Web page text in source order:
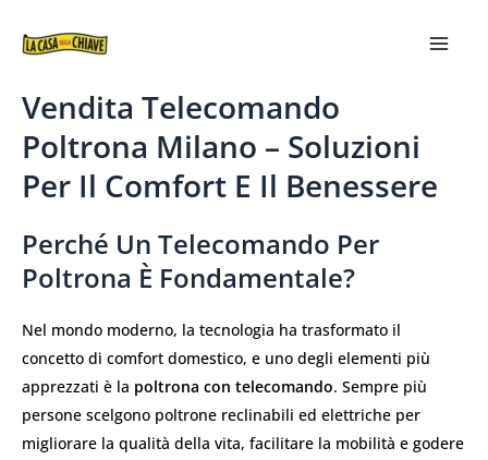
Vendita Telecomando
Poltrona Milano – Soluzioni
Per Il Comfort E Il Benessere
Perché Un Telecomando Per
Poltrona È Fondamentale?
Nel mondo moderno, la tecnologia ha trasformato il
concetto di comfort domestico, e uno degli elementi più
apprezzati è la poltrona con telecomando. Sempre più
persone scelgono poltrone reclinabili ed elettriche per
migliorare la qualità della vita, facilitare la mobilità e godere